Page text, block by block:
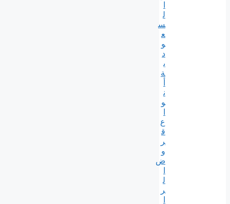
ل
س
ع
و
د
ي
ة
ن
و
ع
ق
ر
و
ض
ل
ر